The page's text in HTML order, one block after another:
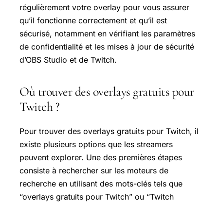
régulièrement votre overlay pour vous assurer
qu’il fonctionne correctement et qu’il est
sécurisé, notamment en vérifiant les paramètres
de confidentialité et les mises à jour de sécurité
d’OBS Studio et de Twitch.
Où trouver des overlays gratuits pour
Twitch ?
Pour trouver des overlays gratuits pour Twitch, il
existe plusieurs options que les streamers
peuvent explorer. Une des premières étapes
consiste à rechercher sur les moteurs de
recherche en utilisant des mots-clés tels que
“overlays gratuits pour Twitch” ou “Twitch